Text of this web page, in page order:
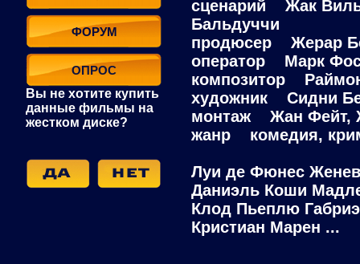
ФОРУМ
ОПРОС
Вы не хотите купить
данные фильмы на
жестком диске?
сценарий Жак
Бальдуччи
продюсер Жерар
оператор Марк
композитор
художник Сидни
монтаж Жан Фейт,
жанр комедия,
Луи де Фюнес
Даниэль Коши
Клод Пьеплю
Кристиан Марен ...